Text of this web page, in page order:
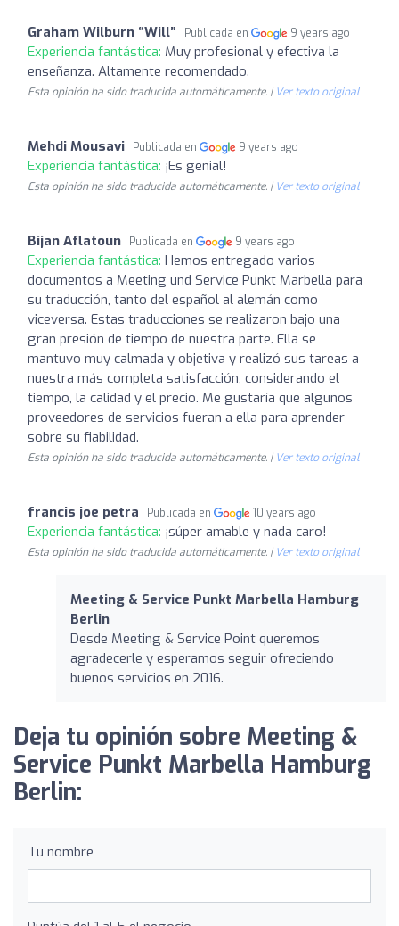
Graham Wilburn “Will” Publicada en 9 years ago
Experiencia fantástica: Muy profesional y efectiva la
enseñanza. Altamente recomendado.
Esta opinión ha sido traducida automáticamente. | Ver texto original
Mehdi Mousavi Publicada en 9 years ago
Experiencia fantástica: ¡Es genial!
Esta opinión ha sido traducida automáticamente. | Ver texto original
Bijan Aflatoun Publicada en 9 years ago
Experiencia fantástica: Hemos entregado varios
documentos a Meeting und Service Punkt Marbella para
su traducción, tanto del español al alemán como
viceversa. Estas traducciones se realizaron bajo una
gran presión de tiempo de nuestra parte. Ella se
mantuvo muy calmada y objetiva y realizó sus tareas a
nuestra más completa satisfacción, considerando el
tiempo, la calidad y el precio. Me gustaría que algunos
proveedores de servicios fueran a ella para aprender
sobre su fiabilidad.
Esta opinión ha sido traducida automáticamente. | Ver texto original
francis joe petra Publicada en 10 years ago
Experiencia fantástica: ¡súper amable y nada caro!
Esta opinión ha sido traducida automáticamente. | Ver texto original
Meeting & Service Punkt Marbella Hamburg
Berlin
Desde Meeting & Service Point queremos
agradecerle y esperamos seguir ofreciendo
buenos servicios en 2016.
Deja tu opinión sobre Meeting &
Service Punkt Marbella Hamburg
Berlin:
Tu nombre